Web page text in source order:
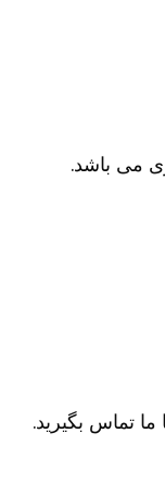
باشد.
بگیرید.